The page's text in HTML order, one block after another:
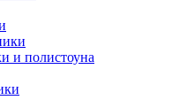
и полистоуна